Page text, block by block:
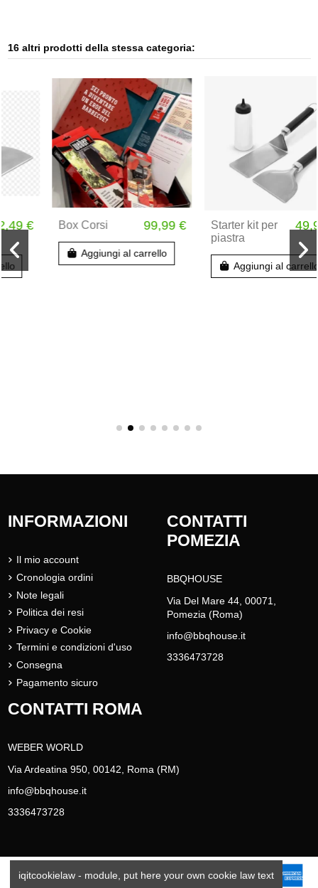
16 altri prodotti della stessa categoria:
Box Corsi 99,99 €
Aggiungi al carrello
Starter kit per
49,99 €
Aggiungi al carrello
INFORMAZIONI
Il mio account
Cronologia ordini
Note legali
Politica dei resi
Privacy e Cookie
Termini e condizioni d'uso
Consegna
Pagamento sicuro
CONTATTI
POMEZIA
BBQHOUSE
Via Del Mare 44, 00071,
Pomezia (Roma)
info@bbqhouse.it
3336473728
CONTATTI ROMA
WEBER WORLD
Via Ardeatina 950, 00142, Roma (RM)
info@bbqhouse.it
3336473728
iqitcookielaw - module, put here your own cookie law text